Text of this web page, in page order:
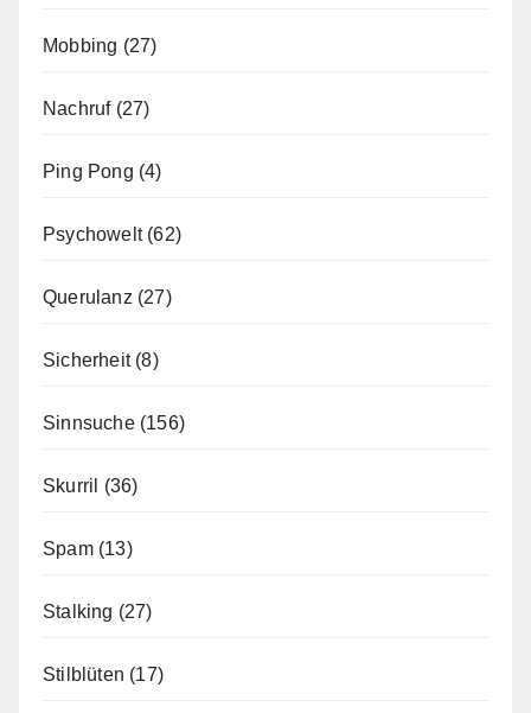
Mobbing (27)
Nachruf(27)
Ping Pong (4)
Psychowelt(62)
Querulanz (27)
Sicherheit(8)
Sinnsuche(156)
Skurril (36)
Spam(13)
Stalking (27)
Stilblüten (17)